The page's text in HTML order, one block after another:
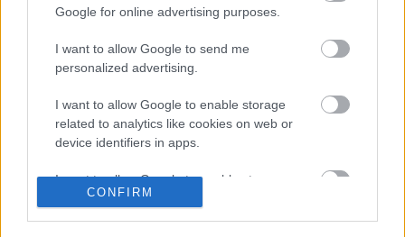
Google for online advertising purposes.
I want to allow Google to send me
personalized advertising.
I want to allow Google to enable storage
related to analytics like cookies on web or
device identifiers in apps.
I want to allow Google to enable storage
related to functionality of the website or app.
CONFIRM
Kiütéses dunaújvárosi vereség